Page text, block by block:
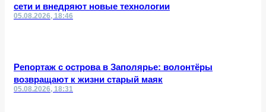
сети и внедряют новые технологии
05.08.2026, 18:46
Репортаж с острова в Заполярье: волонтёры
возвращают к жизни старый маяк
05.08.2026, 18:31